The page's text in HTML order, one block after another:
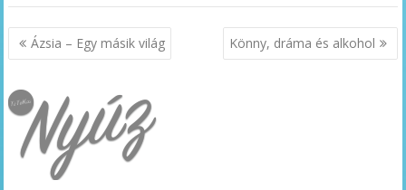
Bejegyzés
navigáció
Ázsia – Egy másik világ Könny, dráma és alkohol